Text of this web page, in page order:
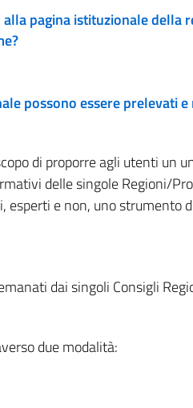
pagina istituzionale della
possono essere prelevati
di proporre agli utenti un
delle singole Regioni/
e non, uno
dai singoli Consigli
due modalità: